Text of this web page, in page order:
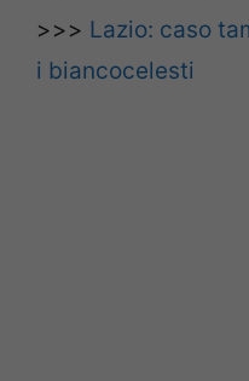
>>> Lazio: caso
i biancocelesti